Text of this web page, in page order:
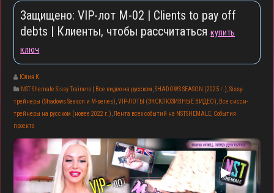
Защищено: VIP-лот M-02 | Clients to pay off
debts | Клиенты, чтобы рассчитатьсякупить
ключ
Юлия К.
NST Shemale Sissy Trainers | Все видео на русском ,SHADOWS SEASON (2025 г.) ,Sissy-
трейнеры (Shadows Season и M-series) ,VIP-ЛОТЫ (ЭКСКЛЮЗИВНЫЕ ВИДЕО)
Все сисси-
трейнеры на русском (новее 2022 г.) ,Лента всех событий на NSTSHEMALE События
проекта
▶